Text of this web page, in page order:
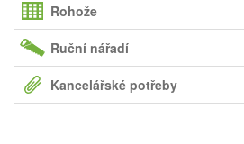
Rohože
Ruční nářadí
Kancelářské potřeby